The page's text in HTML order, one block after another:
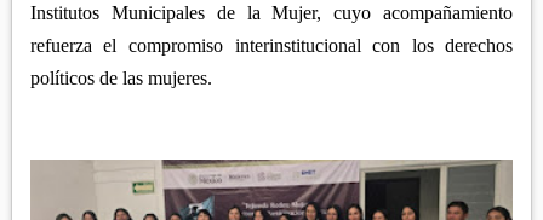
Institutos Municipales de la Mujer, cuyo acompañamiento
refuerza el compromiso interinstitucional con los derechos
políticos de las mujeres.